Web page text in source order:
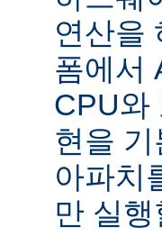
연산을
폼에서
CPU와
현을
아파치
만 실